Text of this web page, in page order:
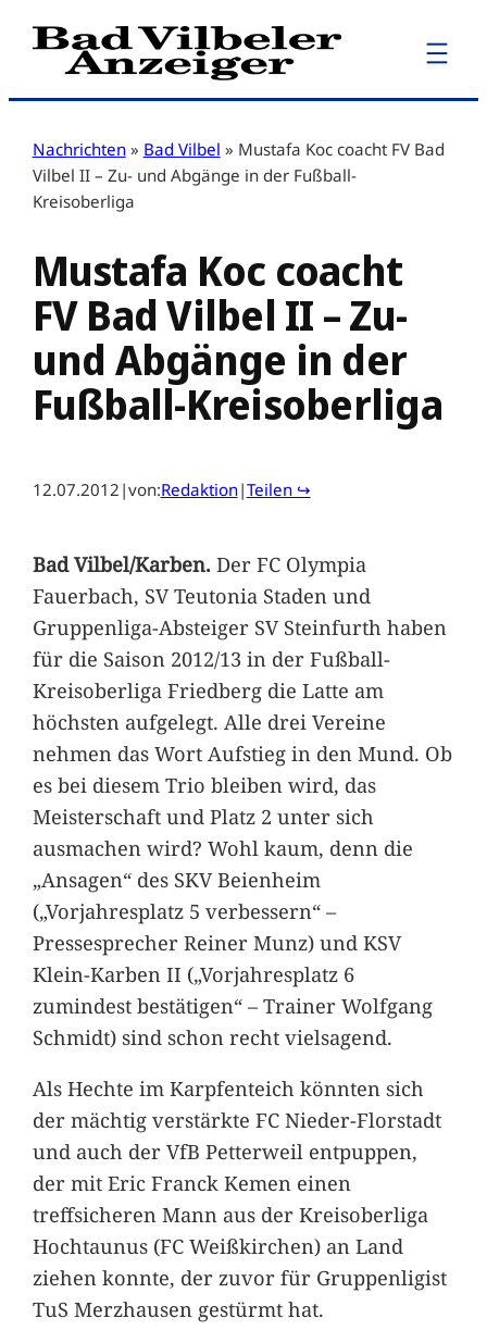
Zum
Inhalt
Nachrichten » Bad Vilbel » Mustafa Koc coacht FV Bad
Vilbel II – Zu- und Abgänge in der Fußball-
Kreisoberliga
Mustafa Koc coacht
FV Bad Vilbel II – Zu-
und Abgänge in der
Fußball-Kreisoberliga
12.07.2012 |von:Redaktion|Teilen ↪
Bad Vilbel/Karben.Der FC Olympia
Fauerbach, SV Teutonia Staden und
Gruppenliga-Absteiger SV Steinfurth haben
für die Saison 2012/13 in der Fußball-
Kreisoberliga Friedberg die Latte am
höchsten aufgelegt. Alle drei Vereine
nehmen das Wort Aufstieg in den Mund. Ob
es bei diesem Trio bleiben wird, das
Meisterschaft und Platz 2 unter sich
ausmachen wird? Wohl kaum, denn die
„Ansagen“ des SKV Beienheim
(„Vorjahresplatz 5 verbessern“ –
Pressesprecher Reiner Munz) und KSV
Klein-Karben II („Vorjahresplatz 6
zumindest bestätigen“ – Trainer Wolfgang
Schmidt) sind schon recht vielsagend.
Als Hechte im Karpfenteich könnten sich
der mächtig verstärkte FC Nieder-Florstadt
und auch der VfB Petterweil entpuppen,
der mit Eric Franck Kemen einen
treffsicheren Mann aus der Kreisoberliga
Hochtaunus (FC Weißkirchen) an Land
ziehen konnte, der zuvor für Gruppenligist
TuS Merzhausen gestürmt hat.